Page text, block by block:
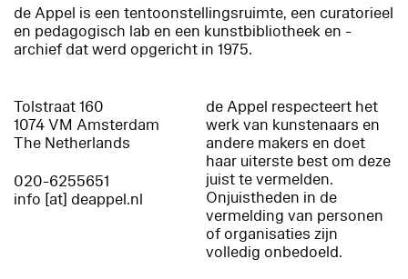
de Appel is een tentoonstellingsruimte, een curatorieel
en pedagogisch lab en een kunstbibliotheek en -
archief dat werd opgericht in 1975.
Tolstraat 160
1074 VM Amsterdam
The Netherlands
020-6255651
info [at] deappel.nl
de Appel respecteert het
werk van kunstenaars en
andere makers en doet
haar uiterste best om deze
juist te vermelden.
Onjuistheden in de
vermelding van personen
of organisaties zijn
volledig onbedoeld.